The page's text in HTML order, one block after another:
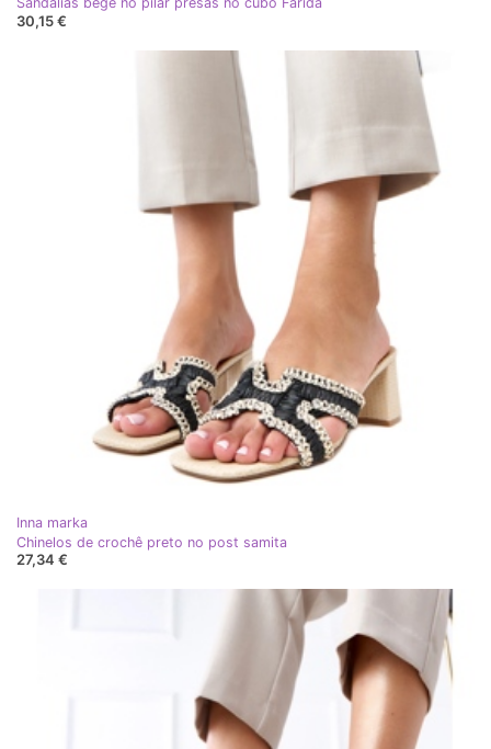
30,15 €
Inna marka
Chinelos de crochê preto no post samita
27,34 €